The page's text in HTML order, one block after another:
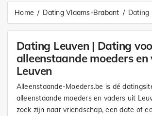
Home Dating Vlaams-Brabant Dating
Dating Leuven | Dating
alleenstaande moeders en
Leuven
Alleenstaande-Moeders.be is dé
alleenstaande moeders en vaders uit
zoek zijn naar vriendschap, een date of